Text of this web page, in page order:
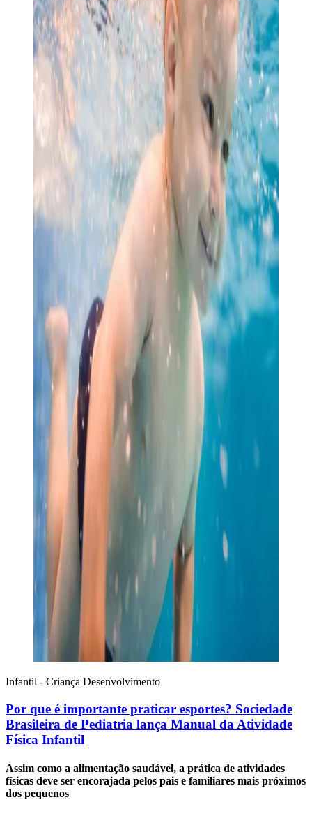
Infantil - Criança Desenvolvimento
Por que é importante praticar esportes? Sociedade
Brasileira de Pediatria lança Manual da Atividade
Física Infantil
Assim como a alimentação saudável, a prática de atividades
físicas deve ser encorajada pelos pais e familiares mais próximos
dos pequenos